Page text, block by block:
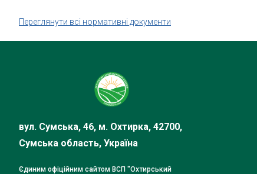
Переглянути всі нормативні документи
вул. Сумська, 46, м. Охтирка, 42700,
Сумська область, Україна
Єдиним офіційним сайтом ВСП "Охтирський